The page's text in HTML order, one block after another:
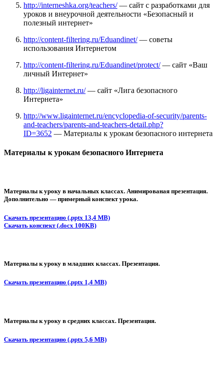
http://interneshka.org/teachers/— сайт с разработками для
уроков и внеурочной деятельности «Безопасный и
полезный интернет»
http://content-filtering.ru/Eduandinet/— советы
использования Интернетом
http://content-filtering.ru/Eduandinet/protect/— сайт «Ваш
личный Интернет»
http://ligainternet.ru/— сайт «Лига безопасного
Интернета»
http://www.ligainternet.ru/encyclopedia-of-security/parents-
and-teachers/parents-and-teachers-detail.php?
ID=3652 — Материалы к урокам безопасного интернета
Материалы к урокам безопасного Интернета
Материалы к уроку в начальных классах. Анимированая презентация.
Дополнительно — примерный конспект урока.
Скачать презентацию (.pptx 13,4 MB)
Скачать конспект (.docx 100KB)
Материалы к уроку в младших классах. Презентация.
Скачать презентацию (.pptx 1,4 MB)
Материалы к уроку в средних классах. Презентация.
Скачать презентацию (.pptx 5,6 MB)